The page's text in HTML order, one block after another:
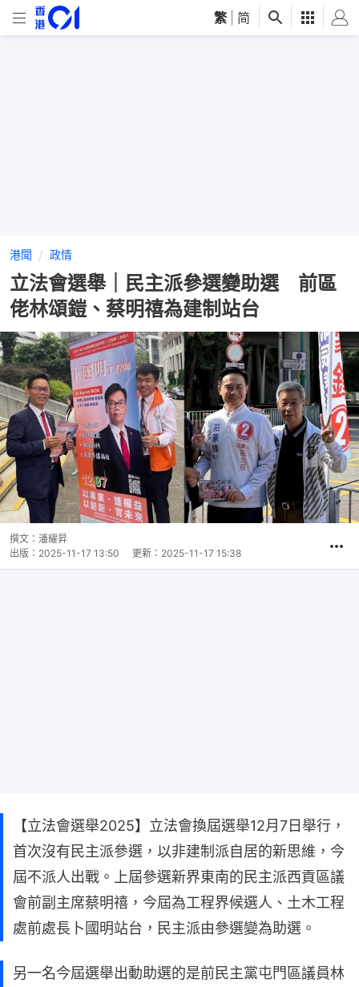
繁 简
港聞 政情
立法會選舉｜民主派參選變助選 前區
佬林頌鎧、蔡明禧為建制站台
撰文： 潘耀昇
出版： 2025-11-17 13:50 更新： 2025-11-17 15:38
【立法會選舉2025】立法會換屆選舉12月7日舉行，
首次沒有民主派參選，以非建制派自居的新思維，今
屆不派人出戰。上屆參選新界東南的民主派西貢區議
會前副主席蔡明禧，今屆為工程界候選人、土木工程
處前處長卜國明站台，民主派由參選變為助選。
另一名今屆選舉出動助選的是前民主黨屯門區議員林